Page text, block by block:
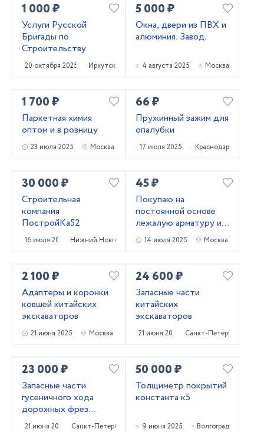
1 000 ₽
Услуги Русской
Бригады по
Строительству
20 октября 2025 Иркутск
5 000 ₽
Окна, двери из ПВХ и
алюминия. Завод.
4 августа 2025 Москва
1 700 ₽
Паркетная химия
оптом и в розницу
23 июля 2025 Москва
66 ₽
Пружинный зажим для
опалубки
17 июля 2025 Краснодар
30 000 ₽
Строительная
компания
ПостройКа52
16 июля 2025 Нижний Новгород
45 ₽
Покупаю на
постоянной основе
лежалую арматуру и
металлопрокат!
Самовывоз
14 июля 2025 Москва
2 100 ₽
Адаптеры и коронки
ковшей китайских
экскаваторов
21 июня 2025 Москва
24 600 ₽
Запасные части
китайских
экскаваторов
21 июня 2025 Санкт-Петербург
23 000 ₽
Запасные части
гусеничного хода
дорожных фрез
Caterpillar PM620
21 июня 2025 Санкт-Петербург
50 000 ₽
Толщиметр покрытий
константа к5
9 июня 2025 Волгоград